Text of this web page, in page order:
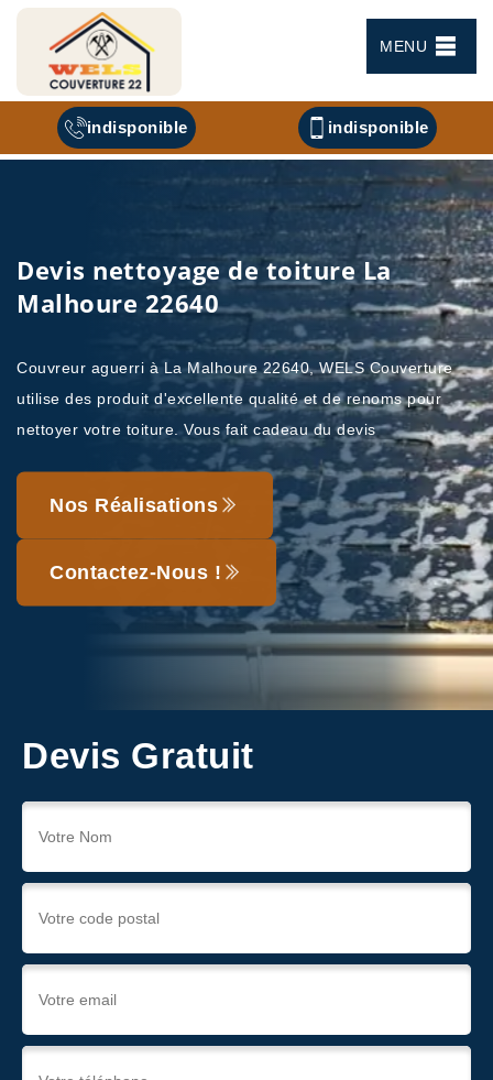
MENU
indisponible indisponible
Devis nettoyage de toiture La
Malhoure 22640
Couvreur aguerri à La Malhoure 22640, WELS Couverture
utilise des produit d'excellente qualité et de renoms pour
nettoyer votre toiture. Vous fait cadeau du devis
Nos Réalisations
Contactez-Nous !
Devis Gratuit